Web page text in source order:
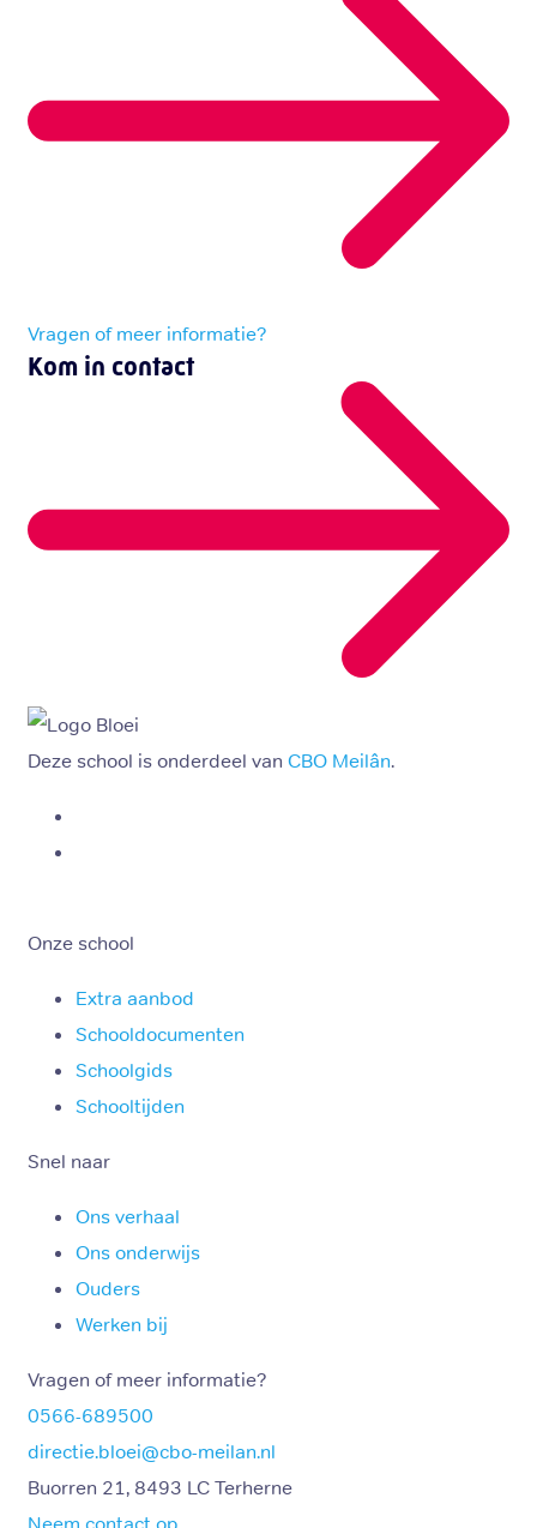
Vragen of meer informatie?
Kom in contact
Deze school is onderdeel van CBO Meilân.
Onze school
Extra aanbod
Schooldocumenten
Schoolgids
Schooltijden
Snel naar
Ons verhaal
Ons onderwijs
Ouders
Werken bij
Vragen of meer informatie?
0566-689500
directie.bloei@cbo-meilan.nl
Buorren 21, 8493 LC Terherne